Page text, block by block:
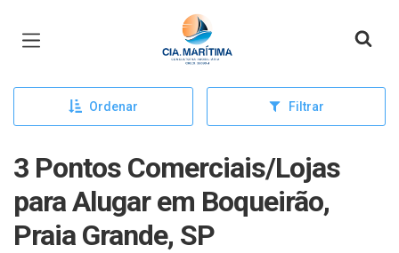
Página inicial
Ordenar Filtrar
3 Pontos Comerciais/Lojas
para Alugar em Boqueirão,
Praia Grande, SP